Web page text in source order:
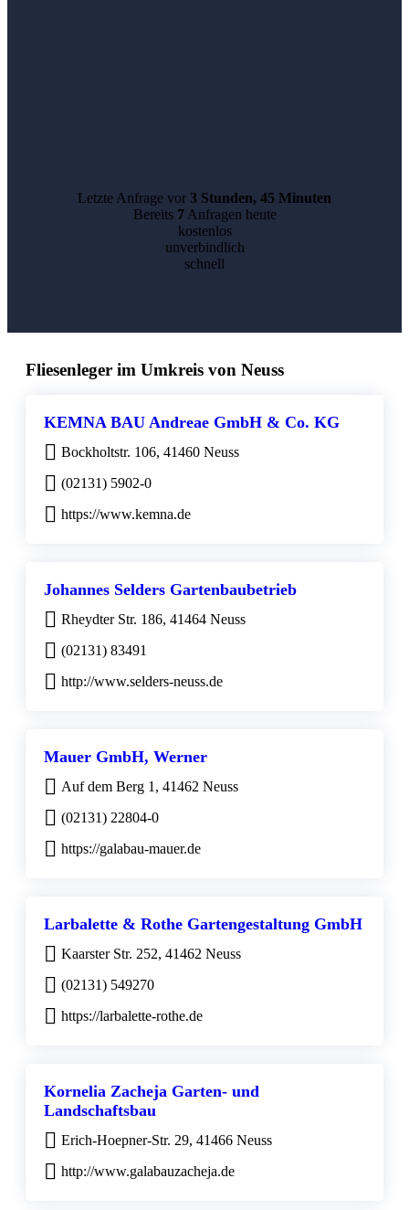
Letzte Anfrage vor 3 Stunden, 45 Minuten
Bereits 7Anfragen heute
kostenlos
unverbindlich
schnell
Fliesenleger im Umkreis von Neuss
KEMNA BAU Andreae GmbH & Co. KG
Bockholtstr. 106, 41460 Neuss
(02131) 5902-0
https://www.kemna.de
Johannes Selders Gartenbaubetrieb
Rheydter Str. 186, 41464 Neuss
(02131) 83491
http://www.selders-neuss.de
Mauer GmbH, Werner
Auf dem Berg 1, 41462 Neuss
(02131) 22804-0
https://galabau-mauer.de
Larbalette & Rothe Gartengestaltung GmbH
Kaarster Str. 252, 41462 Neuss
(02131) 549270
https://larbalette-rothe.de
Kornelia Zacheja Garten- und
Landschaftsbau
Erich-Hoepner-Str. 29, 41466 Neuss
http://www.galabauzacheja.de